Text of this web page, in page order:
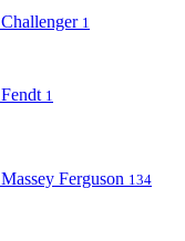
Challenger 1
Fendt 1
Massey Ferguson 134